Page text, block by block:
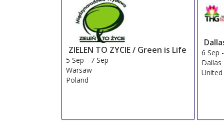
ZIELEN TO ZYCIE / Green is Life
5 Sep - 7 Sep
Warsaw
Poland
6 Sep
Dallas